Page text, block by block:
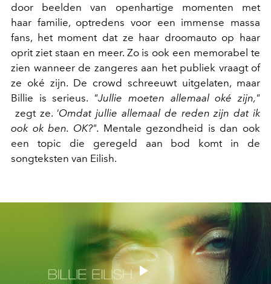
door beelden van openhartige momenten met
haar familie, optredens voor een immense massa
fans, het moment dat ze haar droomauto op haar
oprit ziet staan en meer. Zo is ook een memorabel te
zien wanneer de zangeres aan het publiek vraagt of
ze oké zijn. De crowd schreeuwt uitgelaten, maar
Billie is serieus. "Jullie moeten allemaal oké zijn,"
zegt ze. 'Omdat jullie allemaal de reden zijn dat ik
ook ok ben. OK?". Mentale gezondheid is dan ook
een topic die geregeld aan bod komt in de
songteksten van Eilish.